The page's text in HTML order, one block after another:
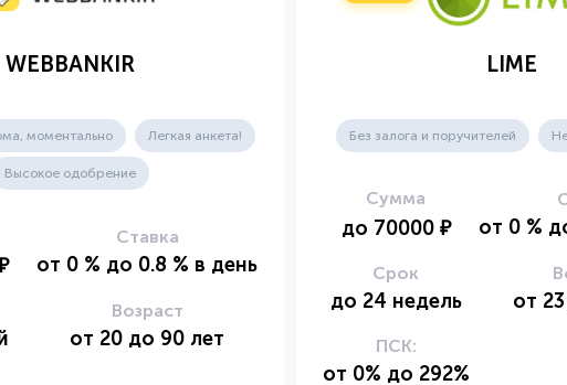
WEBBANKIR
моментально Легкая анкета!
Высокое одобрение
Ставка
от 0 % до 0.8 % в день
Возраст
от 20 до 90 лет
LIME
Без залога и поручителей
Сумма
до 70000 ₽ от 0 %
Срок
до 24 недель от 23
ПСК:
от 0% до 292%